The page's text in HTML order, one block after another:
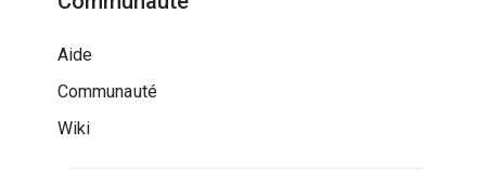
Aide
Communauté
Wiki